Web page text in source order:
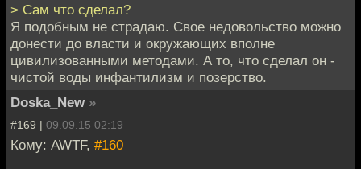
> Сам что сделал?
Я подобным не страдаю. Свое недовольство можно
донести до власти и окружающих вполне
цивилизованными методами. А то, что сделал он -
чистой воды инфантилизм и позерство.
Doska_New »
#169 | 09.09.15 02:19
Кому: AWTF, #160